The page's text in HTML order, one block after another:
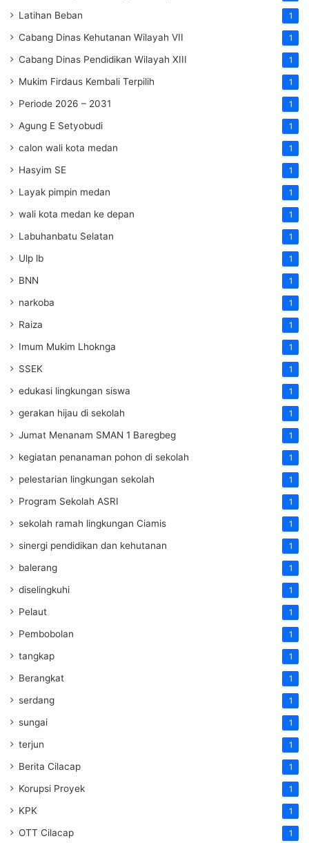
Latihan Beban 1
Cabang Dinas Kehutanan Wilayah VII 1
Cabang Dinas Pendidikan Wilayah XIII 1
Mukim Firdaus Kembali Terpilih 1
Periode 2026 – 2031 1
Agung E Setyobudi 1
calon wali kota medan 1
Hasyim SE 1
Layak pimpin medan 1
wali kota medan ke depan 1
Labuhanbatu Selatan 1
Ulp lb 1
BNN 1
narkoba 1
Raiza 1
Imum Mukim Lhoknga 1
SSEK 1
edukasi lingkungan siswa 1
gerakan hijau di sekolah 1
Jumat Menanam SMAN 1 Baregbeg 1
kegiatan penanaman pohon di sekolah 1
pelestarian lingkungan sekolah 1
Program Sekolah ASRI 1
sekolah ramah lingkungan Ciamis 1
sinergi pendidikan dan kehutanan 1
balerang 1
diselingkuhi 1
Pelaut 1
Pembobolan 1
tangkap 1
Berangkat 1
serdang 1
sungai 1
terjun 1
Berita Cilacap 1
Korupsi Proyek 1
KPK 1
OTT Cilacap 1